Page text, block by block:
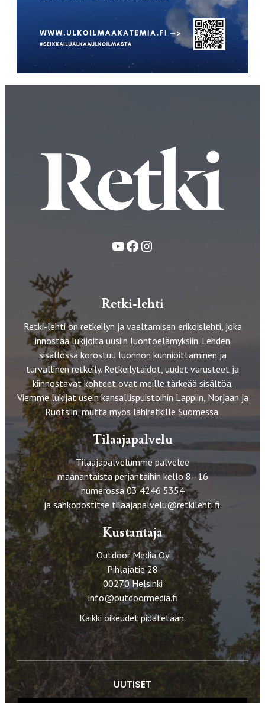
YouTube
FacebookInstagram
Retki-lehti
Retki-lehti on retkeilyn ja vaeltamisen erikoislehti, joka
innostaa lukijoita uusiin luontoelämyksiin. Lehden
sisällössä korostuu luonnon kunnioittaminen ja
turvallinen retkeily. Retkeilytaidot, uudet varusteet ja
kiinnostavat kohteet ovat meille tärkeää sisältöä.
Viemme lukijat usein kansallispuistoihin Lappiin, Norjaan ja
Ruotsiin, mutta myös lähiretkille Suomessa.
Tilaajapalvelu
Tilaajapalvelumme palvelee
maanantaista perjantaihin kello 8–16
numerossa 03 4246 5354
ja sähköpostitse tilaajapalvelu@retkilehti.fi.
Kustantaja
Outdoor Media Oy
Pihlajatie 28
00270 Helsinki
info@outdoormedia.fi
Kaikki oikeudet pidätetään.
UUTISET